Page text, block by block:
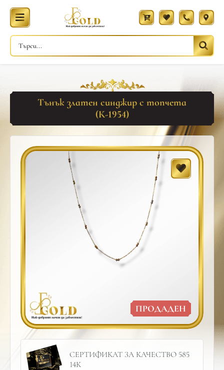
Тънък златен синджир с топчета
(К-1954)
ПРОДАДЕН
СЕРТИФИКАТ ЗА КАЧЕСТВО 585
14К